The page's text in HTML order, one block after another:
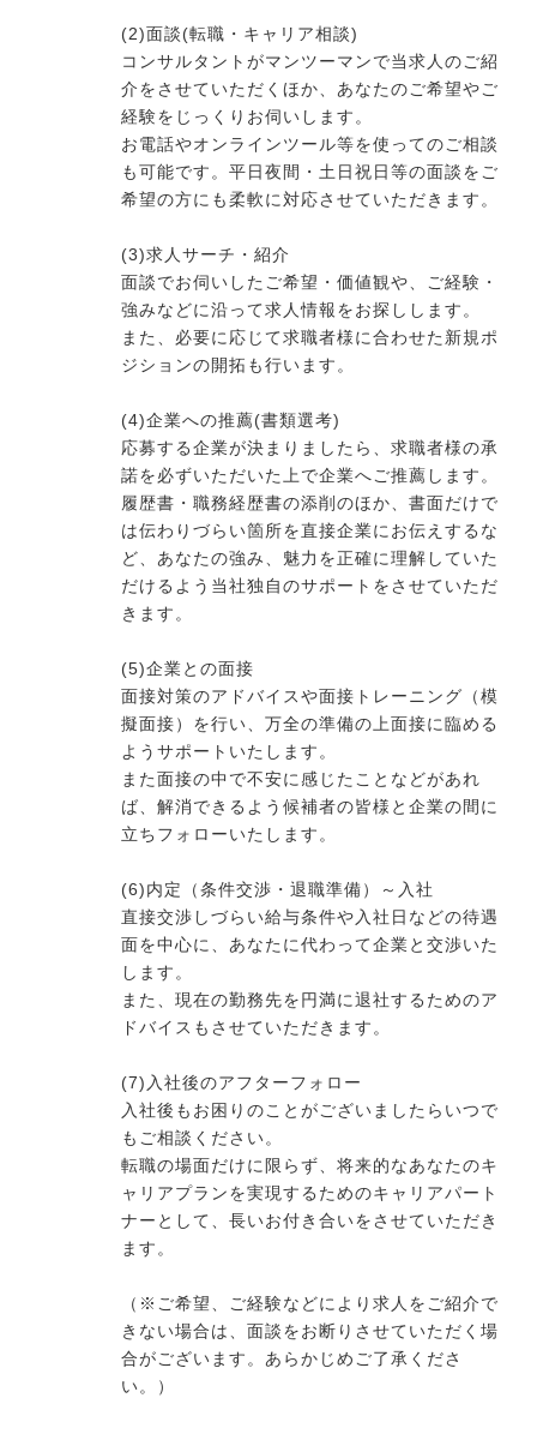
(2)面談(転職・キャリア相談)
コンサルタントがマンツーマンで当求人のご紹
介をさせていただくほか、あなたのご希望やご
経験をじっくりお伺いします。
お電話やオンラインツール等を使ってのご相談
も可能です。平日夜間・土日祝日等の面談をご
希望の方にも柔軟に対応させていただきます。
(3)求人サーチ・紹介
面談でお伺いしたご希望・価値観や、ご経験・
強みなどに沿って求人情報をお探しします。
また、必要に応じて求職者様に合わせた新規ポ
ジションの開拓も行います。
(4)企業への推薦(書類選考)
応募する企業が決まりましたら、求職者様の承
諾を必ずいただいた上で企業へご推薦します。
履歴書・職務経歴書の添削のほか、書面だけで
は伝わりづらい箇所を直接企業にお伝えするな
ど、あなたの強み、魅力を正確に理解していた
だけるよう当社独自のサポートをさせていただ
きます。
(5)企業との面接
面接対策のアドバイスや面接トレーニング（模
擬面接）を行い、万全の準備の上面接に臨める
ようサポートいたします。
また面接の中で不安に感じたことなどがあれ
ば、解消できるよう候補者の皆様と企業の間に
立ちフォローいたします。
(6)内定（条件交渉・退職準備）～入社
直接交渉しづらい給与条件や入社日などの待遇
面を中心に、あなたに代わって企業と交渉いた
します。
また、現在の勤務先を円満に退社するためのア
ドバイスもさせていただきます。
(7)入社後のアフターフォロー
入社後もお困りのことがございましたらいつで
もご相談ください。
転職の場面だけに限らず、将来的なあなたのキ
ャリアプランを実現するためのキャリアパート
ナーとして、長いお付き合いをさせていただき
ます。
（※ご希望、ご経験などにより求人をご紹介で
きない場合は、面談をお断りさせていただく場
合がございます。あらかじめご了承くださ
い。）